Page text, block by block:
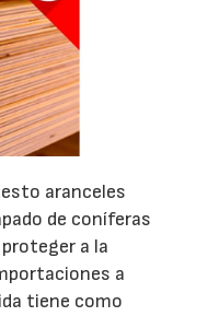
aranceles
de coníferas
a la
a
tiene como